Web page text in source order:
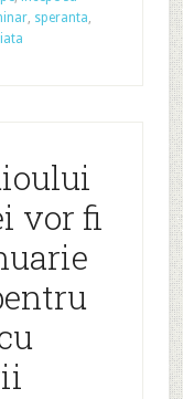
, speranta,
vor fi